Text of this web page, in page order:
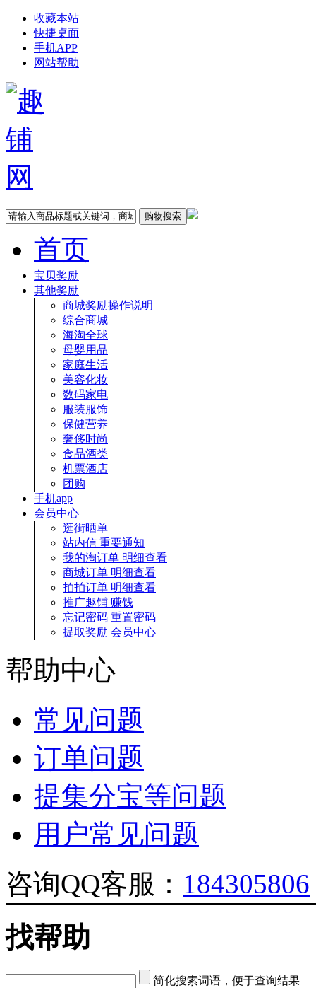
收藏本站
快捷桌面
手机APP
网站帮助
首页
宝贝奖励
其他奖励
商城奖励操作说明
综合商城
海淘全球
母婴用品
家庭生活
美容化妆
数码家电
服装服饰
保健营养
奢侈时尚
食品酒类
机票酒店
团购
手机app
会员中心
逛街晒单
站内信 重要通知
我的淘订单 明细查看
商城订单 明细查看
拍拍订单 明细查看
推广趣铺 赚钱
忘记密码 重置密码
提取奖励 会员中心
帮助中心
常见问题
订单问题
提集分宝等问题
用户常见问题
咨询QQ客服： 184305806
找帮助
简化搜索词语，便于查询结果